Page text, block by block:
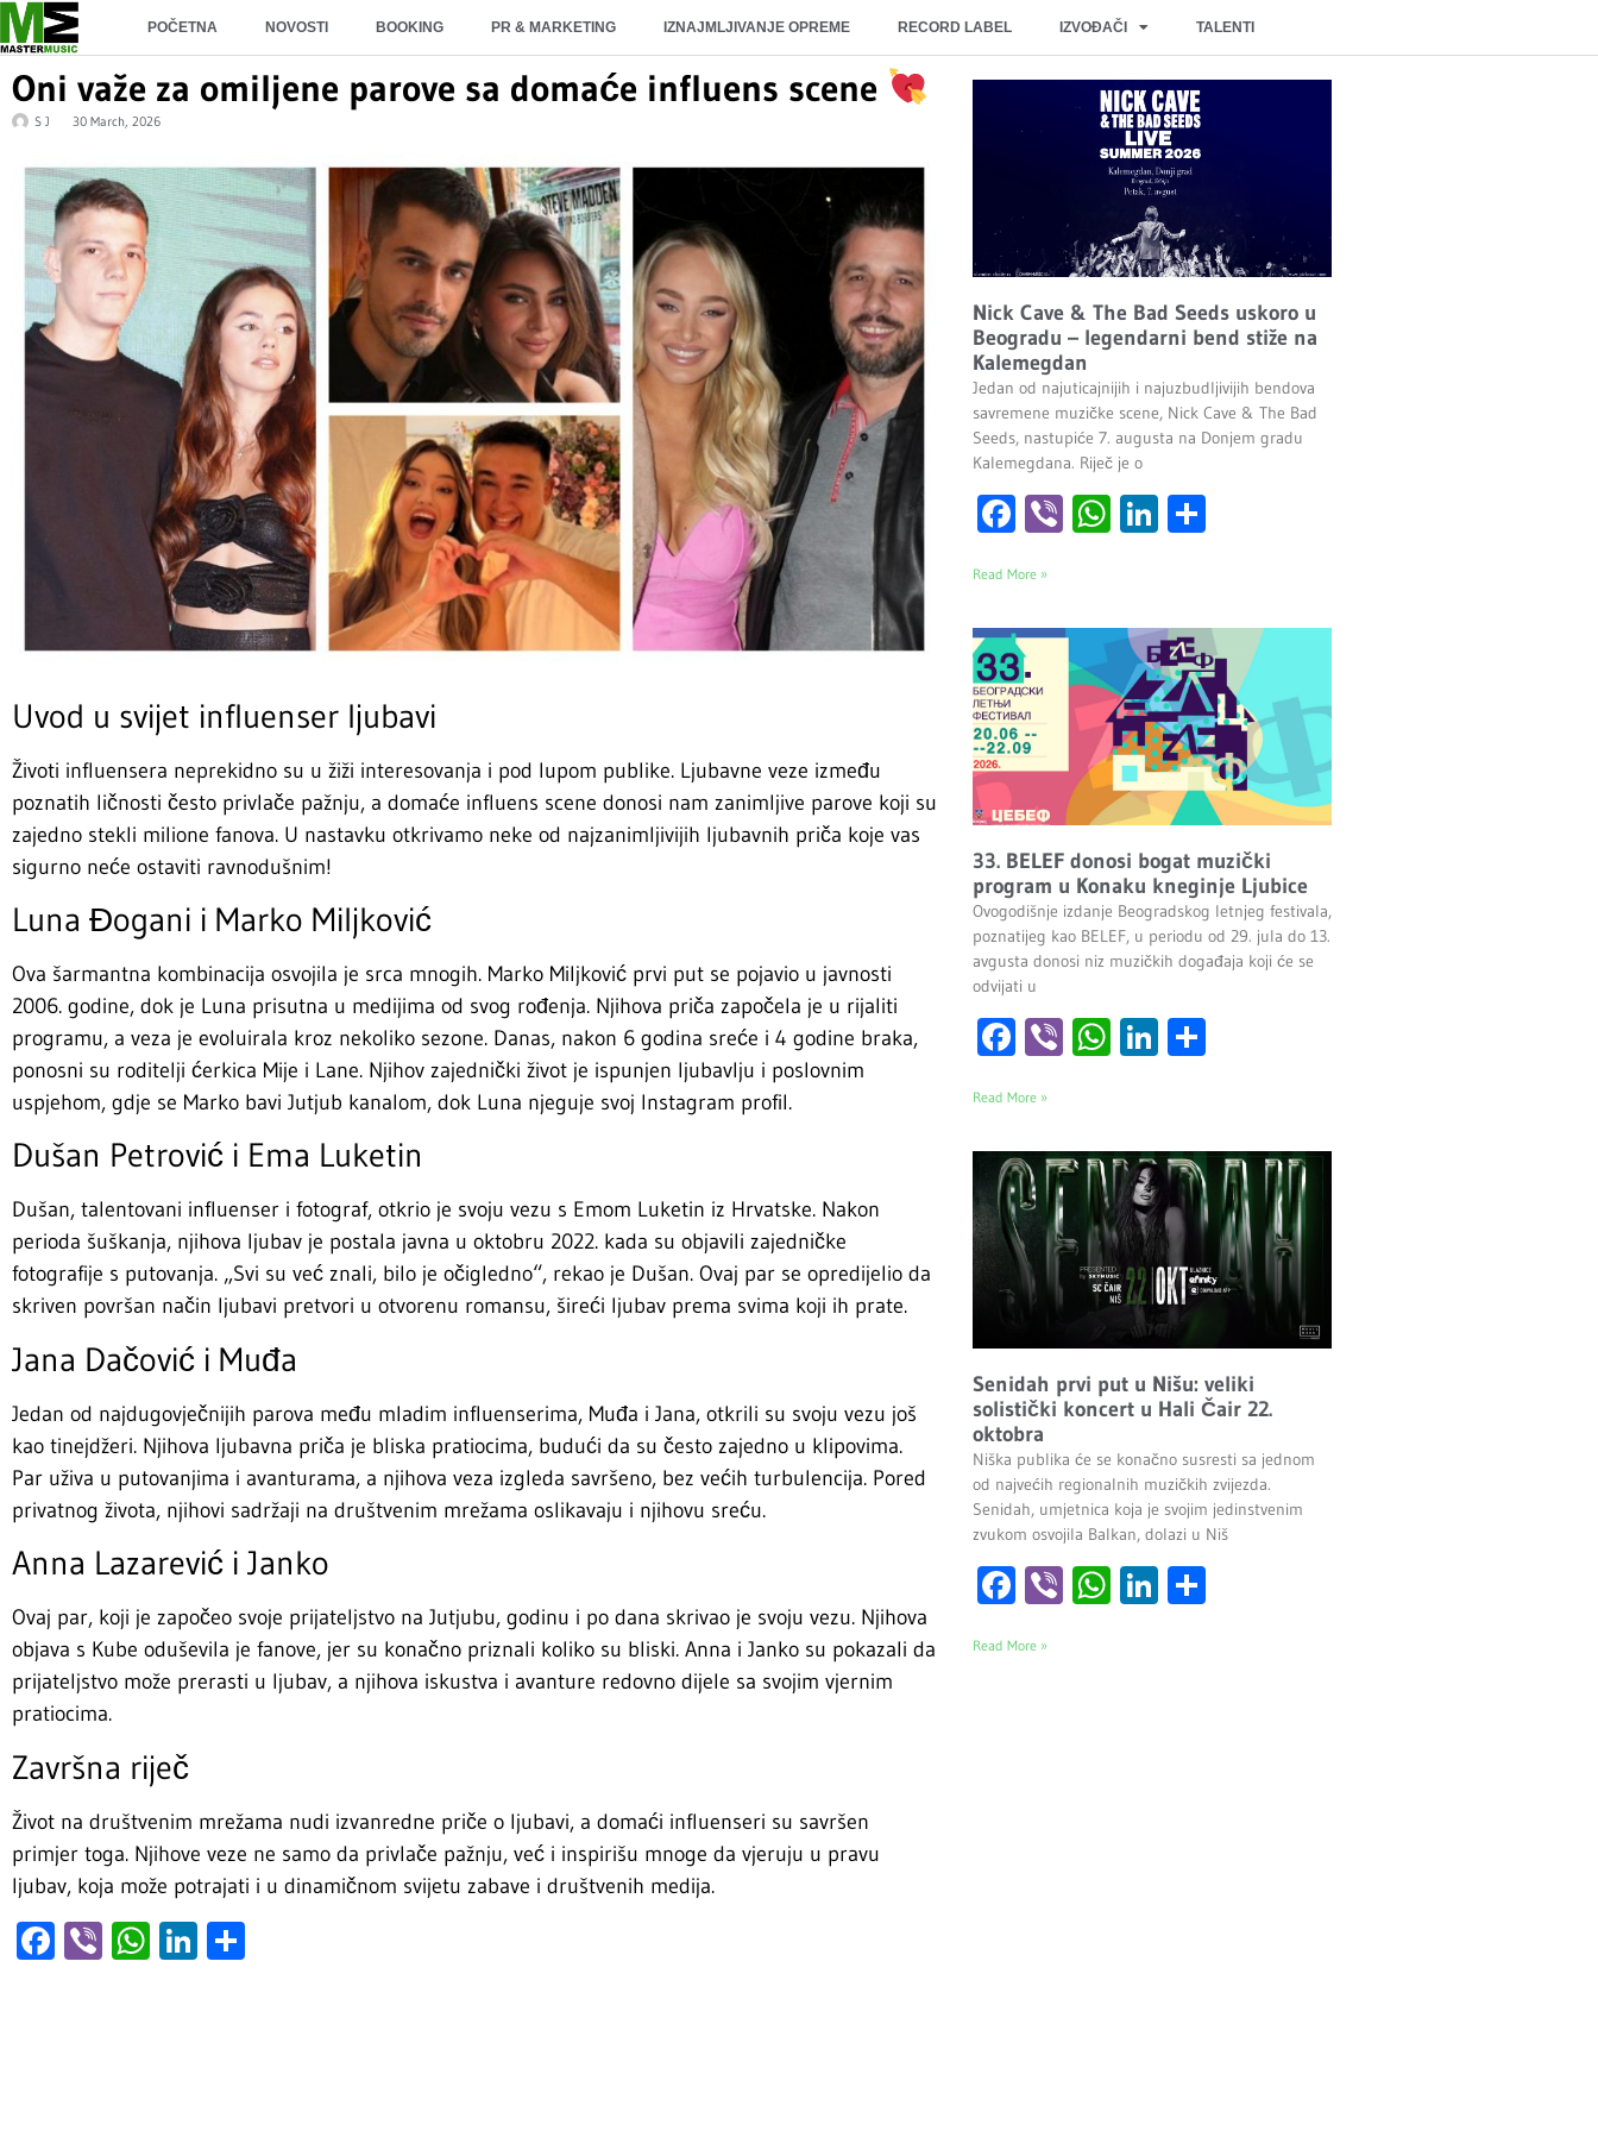
POČETNA NOVOSTI BOOKING PR & MARKETING IZNAJMLJIVANJE OPREME RECORD LABEL IZVOĐAČI TALENTI
Oni važe za omiljene parove sa domaće influens scene
S J 30 March, 2026
Uvod u svijet influenser ljubavi
Životi influensera neprekidno su u žiži interesovanja i pod lupom publike. Ljubavne veze između
poznatih ličnosti često privlače pažnju, a domaće influens scene donosi nam zanimljive parove koji su
zajedno stekli milione fanova. U nastavku otkrivamo neke od najzanimljivijih ljubavnih priča koje vas
sigurno neće ostaviti ravnodušnim!
Luna Đogani i Marko Miljković
Ova šarmantna kombinacija osvojila je srca mnogih. Marko Miljković prvi put se pojavio u javnosti
2006. godine, dok je Luna prisutna u medijima od svog rođenja. Njihova priča započela je u rijaliti
programu, a veza je evoluirala kroz nekoliko sezone. Danas, nakon 6 godina sreće i 4 godine braka,
ponosni su roditelji ćerkica Mije i Lane. Njihov zajednički život je ispunjen ljubavlju i poslovnim
uspjehom, gdje se Marko bavi Jutjub kanalom, dok Luna njeguje svoj Instagram profil.
Dušan Petrović i Ema Luketin
Dušan, talentovani influenser i fotograf, otkrio je svoju vezu s Emom Luketin iz Hrvatske. Nakon
perioda šuškanja, njihova ljubav je postala javna u oktobru 2022. kada su objavili zajedničke
fotografije s putovanja. „Svi su već znali, bilo je očigledno“, rekao je Dušan. Ovaj par se opredijelio da
skriven površan način ljubavi pretvori u otvorenu romansu, šireći ljubav prema svima koji ih prate.
Jana Dačović i Muđa
Jedan od najdugovječnijih parova među mladim influenserima, Muđa i Jana, otkrili su svoju vezu još
kao tinejdžeri. Njihova ljubavna priča je bliska pratiocima, budući da su često zajedno u klipovima.
Par uživa u putovanjima i avanturama, a njihova veza izgleda savršeno, bez većih turbulencija. Pored
privatnog života, njihovi sadržaji na društvenim mrežama oslikavaju i njihovu sreću.
Anna Lazarević i Janko
Ovaj par, koji je započeo svoje prijateljstvo na Jutjubu, godinu i po dana skrivao je svoju vezu. Njihova
objava s Kube oduševila je fanove, jer su konačno priznali koliko su bliski. Anna i Janko su pokazali da
prijateljstvo može prerasti u ljubav, a njihova iskustva i avanture redovno dijele sa svojim vjernim
pratiocima.
Završna riječ
Život na društvenim mrežama nudi izvanredne priče o ljubavi, a domaći influenseri su savršen
primjer toga. Njihove veze ne samo da privlače pažnju, već i inspirišu mnoge da vjeruju u pravu
ljubav, koja može potrajati i u dinamičnom svijetu zabave i društvenih medija.
Facebook
ViberWhatsApp
LinkedIn
Nick Cave & The Bad Seeds uskoro u
Beogradu – legendarni bend stiže na
Kalemegdan
Jedan od najuticajnijih i najuzbudljivijih bendova
savremene muzičke scene, Nick Cave & The Bad
Seeds, nastupiće 7. augusta na Donjem gradu
Kalemegdana. Riječ je o
Facebook
ViberWhatsApp
LinkedIn
Read More »
33. BELEF donosi bogat muzički
program u Konaku kneginje Ljubice
Ovogodišnje izdanje Beogradskog letnjeg festivala,
poznatijeg kao BELEF, u periodu od 29. jula do 13.
avgusta donosi niz muzičkih događaja koji će se
odvijati u
Facebook
ViberWhatsApp
LinkedIn
Read More »
Senidah prvi put u Nišu: veliki
solistički koncert u Hali Čair 22.
oktobra
Niška publika će se konačno susresti sa jednom
od najvećih regionalnih muzičkih zvijezda.
Senidah, umjetnica koja je svojim jedinstvenim
zvukom osvojila Balkan, dolazi u Niš
Facebook
ViberWhatsApp
LinkedIn
Read More »